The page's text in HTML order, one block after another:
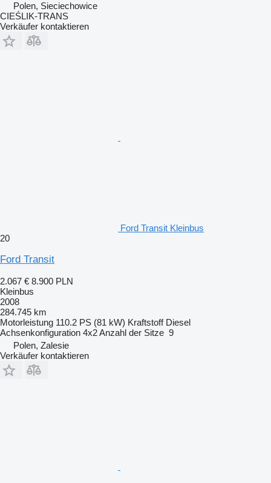
Polen, Sieciechowice
CIEŚLIK-TRANS
Verkäufer kontaktieren
Ford Transit Kleinbus
20
Ford Transit
2.067 € 8.900 PLN
Kleinbus
2008
284.745 km
Motorleistung 110.2 PS (81 kW) Kraftstoff Diesel
Achsenkonfiguration 4x2Anzahl der Sitze 9
Polen, Zalesie
Verkäufer kontaktieren